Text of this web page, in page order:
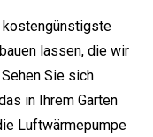
kostengünstigste
lassen, die wir
Sie sich
in Ihrem Garten
Luftwärmepumpe